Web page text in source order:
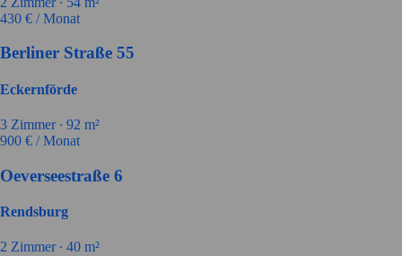
430 € / Monat
Berliner Straße 55
Eckernförde
3 Zimmer ∙ 92 m²
900 € / Monat
Oeverseestraße 6
Rendsburg
2 Zimmer ∙ 40 m²